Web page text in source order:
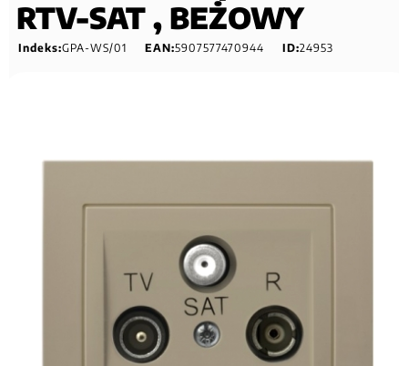
RTV-SAT , BEŻOWY
Indeks:GPA-WS/01 EAN:5907577470944 ID:24953